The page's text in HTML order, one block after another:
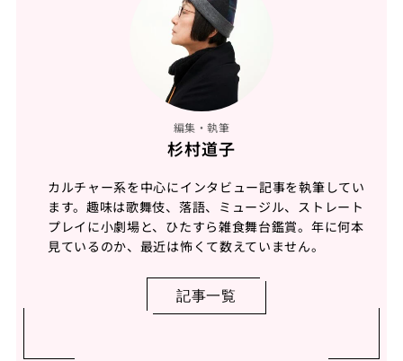
編集・執筆
杉村道子
カルチャー系を中心にインタビュー記事を執筆してい
ます。趣味は歌舞伎、落語、ミュージル、ストレート
プレイに小劇場と、ひたすら雑食舞台鑑賞。年に何本
見ているのか、最近は怖くて数えていません。
記事一覧